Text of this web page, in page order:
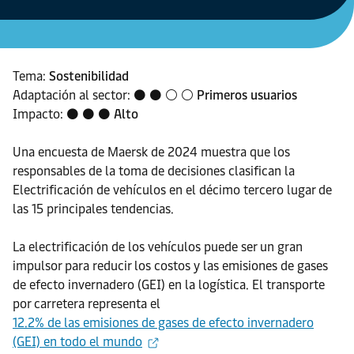
Tema: Sostenibilidad
Adaptación al sector: ⚫ ⚫ ⚪ ⚪ Primeros usuarios
Impacto: ⚫ ⚫ ⚫ Alto
Una encuesta de Maersk de 2024 muestra que los
responsables de la toma de decisiones clasifican la
Electrificación de vehículos en el décimo tercero lugar de
las 15 principales tendencias.
La electrificación de los vehículos puede ser un gran
impulsor para reducir los costos y las emisiones de gases
de efecto invernadero (GEI) en la logística. El transporte
por carretera representa el
12.2% de las emisiones de gases de efecto invernadero
(GEI) en todo el mundo